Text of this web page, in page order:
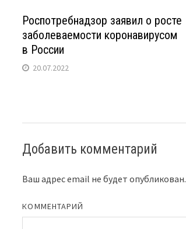
Роспотребнадзор заявил о росте
заболеваемости коронавирусом
в России
20.07.2022
Добавить комментарий
Ваш адрес email не будет опубликован.
КОММЕНТАРИЙ